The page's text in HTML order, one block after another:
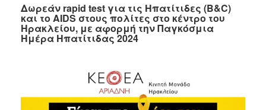
2022
2021
2017
Δωρεάν rapid test για τις Ηπατίτιδες (B&C)
και το AIDS στους πολίτες στο κέντρο του
Ηρακλείου, με αφορμή την Παγκόσμια
Ημέρα Ηπατίτιδας 2024